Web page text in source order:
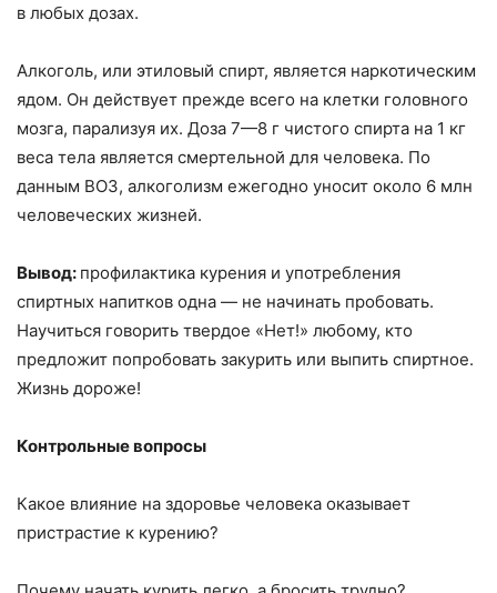
в любых дозах.
Алкоголь, или этиловый спирт, является наркотическим
ядом. Он действует прежде всего на клетки головного
мозга, парализуя их. Доза 7—8 г чистого спирта на 1 кг
веса тела явля­ется смертельной для человека. По
данным ВОЗ, алкоголизм ежегодно уносит около 6 млн
человеческих жизней.
Вывод: профилактика курения и употребления
спиртных напитков одна — не начинать пробовать.
Научиться говорить твердое «Нет!» любому, кто
предложит попробовать закурить или выпить спиртное.
Жизнь дороже!
Контрольные вопросы
Какое влияние на здоровье человека оказывает
пристрастие к курению?